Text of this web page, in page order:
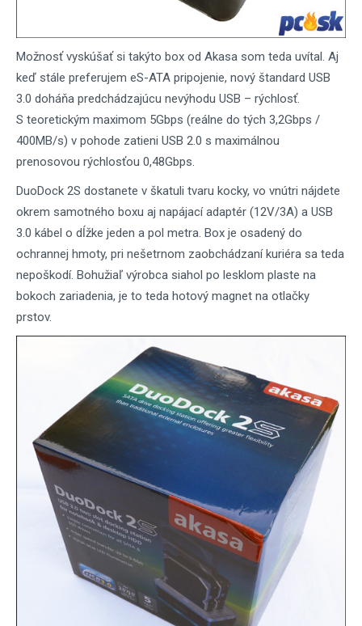
Možnosť vyskúšať si takýto box od Akasa som teda uvítal. Aj
keď stále preferujem eS-ATA pripojenie, nový štandard USB
3.0 doháňa predchádzajúcu nevýhodu USB – rýchlosť.
S teoretickým maximom 5Gbps (reálne do tých 3,2Gbps /
400MB/s) v pohode zatieni USB 2.0 s maximálnou
prenosovou rýchlosťou 0,48Gbps.
DuoDock 2S dostanete v škatuli tvaru kocky, vo vnútri nájdete
okrem samotného boxu aj napájací adaptér (12V/3A) a USB
3.0 kábel o dĺžke jeden a pol metra. Box je osadený do
ochrannej hmoty, pri nešetrnom zaobchádzaní kuriéra sa teda
nepoškodí. Bohužiaľ výrobca siahol po lesklom plaste na
bokoch zariadenia, je to teda hotový magnet na otlačky
prstov.